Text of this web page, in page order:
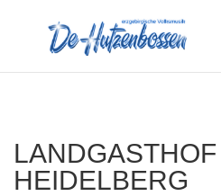
LANDGASTHOF
HEIDELBERG